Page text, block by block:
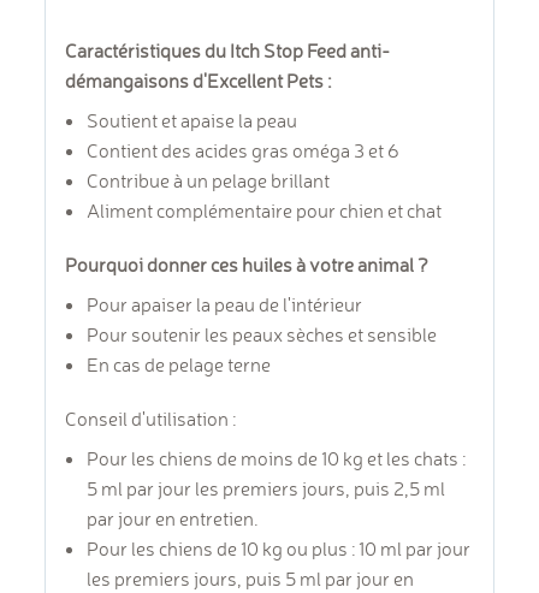
Caractéristiques du Itch Stop Feed anti-
démangaisons d'Excellent Pets :
Soutient et apaise la peau
Contient des acides gras oméga 3 et 6
Contribue à un pelage brillant
Aliment complémentaire pour chien et chat
Pourquoi donner ces huiles à votre animal ?
Pour apaiser la peau de l'intérieur
Pour soutenir les peaux sèches et sensible
En cas de pelage terne
Conseil d'utilisation :
Pour les chiens de moins de 10 kg et les chats :
5 ml par jour les premiers jours, puis 2,5 ml
par jour en entretien.
Pour les chiens de 10 kg ou plus : 10 ml par jour
les premiers jours, puis 5 ml par jour en